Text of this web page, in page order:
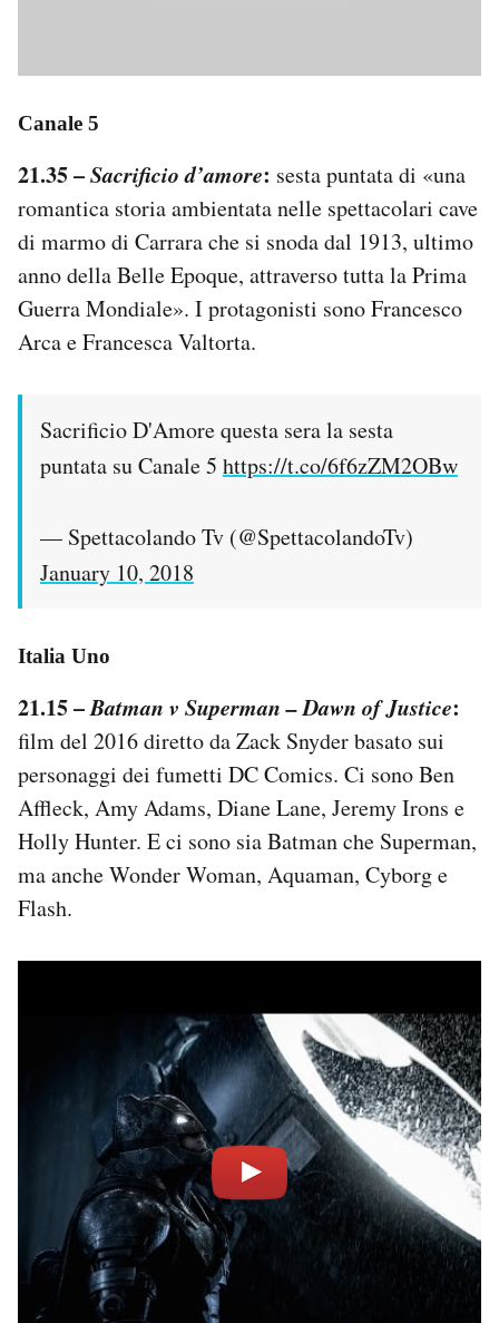
Canale 5
21.35 –Sacrificio d’amore: sesta puntata di «una
romantica storia ambientata nelle spettacolari cave
di marmo di Carrara che si snoda dal 1913, ultimo
anno della Belle Epoque, attraverso tutta la Prima
Guerra Mondiale». I protagonisti sono Francesco
Arca e Francesca Valtorta.
Sacrificio D'Amore questa sera la sesta
puntata su Canale 5 https://t.co/6f6zZM2OBw
— Spettacolando Tv (@SpettacolandoTv)
January 10, 2018
Italia Uno
21.15 –Batman v Superman – Dawn of Justice:
film del 2016 diretto da Zack Snyder basato sui
personaggi dei fumetti DC Comics. Ci sono Ben
Affleck, Amy Adams, Diane Lane, Jeremy Irons e
Holly Hunter. E ci sono sia Batman che Superman,
ma anche Wonder Woman, Aquaman, Cyborg e
Flash.